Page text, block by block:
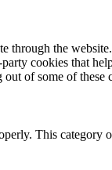
the
cookies that
of some of
This